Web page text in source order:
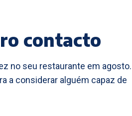
contacto
no seu restaurante em agosto.
a considerar alguém capaz de